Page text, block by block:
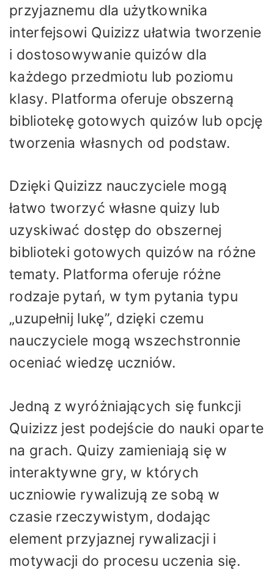
przyjaznemu dla użytkownika
interfejsowi Quizizz ułatwia tworzenie
i dostosowywanie quizów dla
każdego przedmiotu lub poziomu
klasy. Platforma oferuje obszerną
bibliotekę gotowych quizów lub opcję
tworzenia własnych od podstaw.
Dzięki Quizizz nauczyciele mogą
łatwo tworzyć własne quizy lub
uzyskiwać dostęp do obszernej
biblioteki gotowych quizów na różne
tematy. Platforma oferuje różne
rodzaje pytań, w tym pytania typu
„uzupełnij lukę”, dzięki czemu
nauczyciele mogą wszechstronnie
oceniać wiedzę uczniów.
Jedną z wyróżniających się funkcji
Quizizz jest podejście do nauki oparte
na grach. Quizy zamieniają się w
interaktywne gry, w których
uczniowie rywalizują ze sobą w
czasie rzeczywistym, dodając
element przyjaznej rywalizacji i
motywacji do procesu uczenia się.